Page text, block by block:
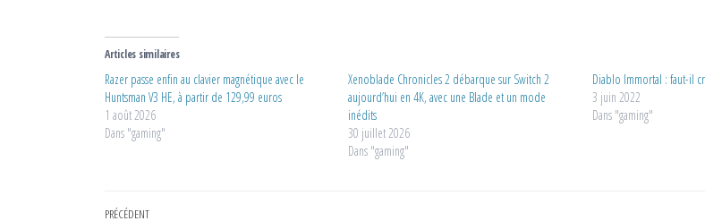
Articles similaires
Razer passe enfin au clavier magnétique avec le
Huntsman V3 HE, à partir de 129,99 euros
1 août 2026
Dans "gaming"
Xenoblade Chronicles 2 débarque sur Switch 2
aujourd’hui en 4K, avec une Blade et un mode
inédits
30 juillet 2026
Dans "gaming"
Diablo Immortal : faut-il
3 juin 2022
Dans "gaming"
PRÉCÉDENT